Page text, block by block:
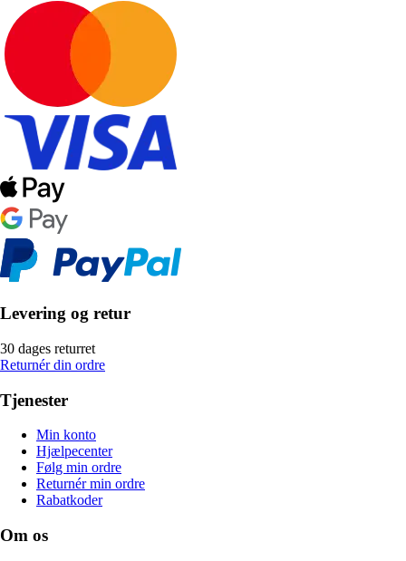
Levering og retur
30 dages returret
Returnér din ordre
Tjenester
Min konto
Hjælpecenter
Følg min ordre
Returnér min ordre
Rabatkoder
Om os